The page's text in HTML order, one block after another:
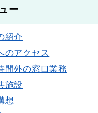
ー
紹介
のアクセス
間外の窓口業務
施設
想